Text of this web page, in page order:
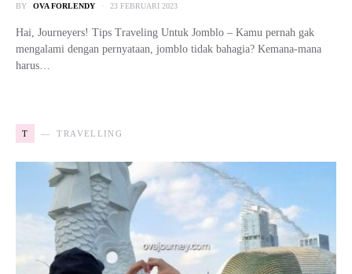
BY OVA FORLENDY 23 FEBRUARI 2023
Hai, Journeyers! Tips Traveling Untuk Jomblo – Kamu pernah gak
mengalami dengan pernyataan, jomblo tidak bahagia? Kemana-mana
harus…
T TRAVELLING